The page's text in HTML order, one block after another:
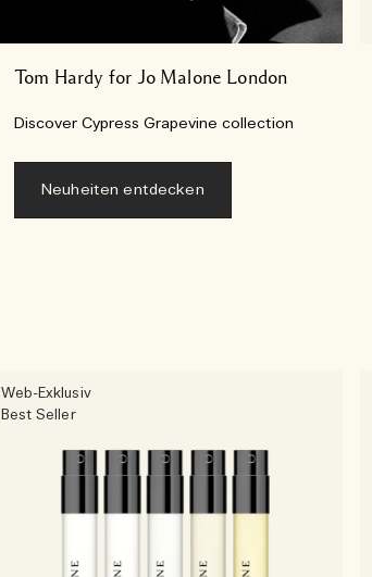
Tom Hardy for Jo Malone London​
Discover Cypress Grapevine collection
Neuheiten entdecken
Web-Exklusiv
Best Seller